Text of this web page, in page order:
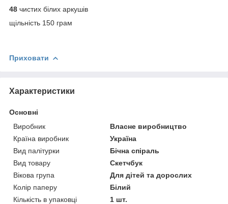
48 чистих білих аркушів
щільність 150 грам
Приховати
Характеристики
Основні
Виробник
Власне виробництво
Країна виробник
Україна
Вид палітурки
Бічна спіраль
Вид товару
Скетчбук
Вікова група
Для дітей та дорослих
Колір паперу
Білий
Кількість в упаковці
1 шт.